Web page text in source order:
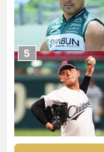
5